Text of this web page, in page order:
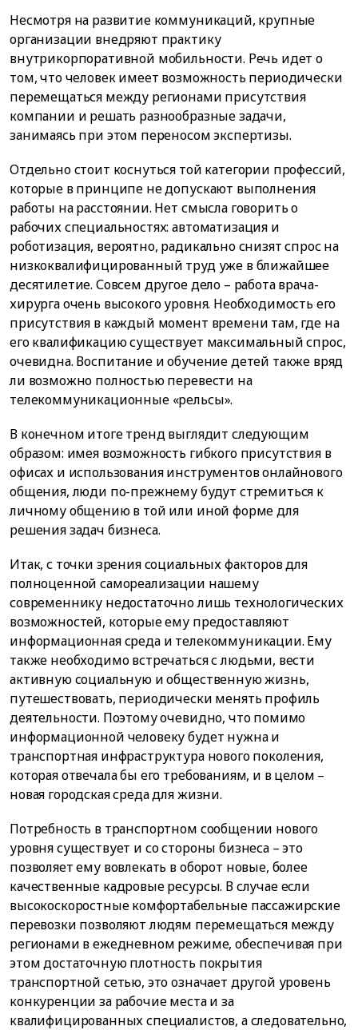
Несмотря на развитие коммуникаций, крупные
организации внедряют практику
внутрикорпоративной мобильности. Речь идет о
том, что человек имеет возможность периодически
перемещаться между регионами присутствия
компании и решать разнообразные задачи,
занимаясь при этом переносом экспертизы.
Отдельно стоит коснуться той категории профессий,
которые в принципе не допускают выполнения
работы на расстоянии. Нет смысла говорить о
рабочих специальностях: автоматизация и
роботизация, вероятно, радикально снизят спрос на
низкоквалифицированный труд уже в ближайшее
десятилетие. Совсем другое дело – работа врача-
хирурга очень высокого уровня. Необходимость его
присутствия в каждый момент времени там, где на
его квалификацию существует максимальный спрос,
очевидна. Воспитание и обучение детей также вряд
ли возможно полностью перевести на
телекоммуникационные «рельсы».
В конечном итоге тренд выглядит следующим
образом: имея возможность гибкого присутствия в
офисах и использования инструментов онлайнового
общения, люди по-прежнему будут стремиться к
личному общению в той или иной форме для
решения задач бизнеса.
Итак, с точки зрения социальных факторов для
полноценной самореализации нашему
современнику недостаточно лишь технологических
возможностей, которые ему предоставляют
информационная среда и телекоммуникации. Ему
также необходимо встречаться с людьми, вести
активную социальную и общественную жизнь,
путешествовать, периодически менять профиль
деятельности. Поэтому очевидно, что помимо
информационной человеку будет нужна и
транспортная инфраструктура нового поколения,
которая отвечала бы его требованиям, и в целом –
новая городская среда для жизни.
Потребность в транспортном сообщении нового
уровня существует и со стороны бизнеса – это
позволяет ему вовлекать в оборот новые, более
качественные кадровые ресурсы. В случае если
высокоскоростные комфортабельные пассажирские
перевозки позволяют людям перемещаться между
регионами в ежедневном режиме, обеспечивая при
этом достаточную плотность покрытия
транспортной сетью, это означает другой уровень
конкуренции за рабочие места и за
квалифицированных специалистов, а следовательно,